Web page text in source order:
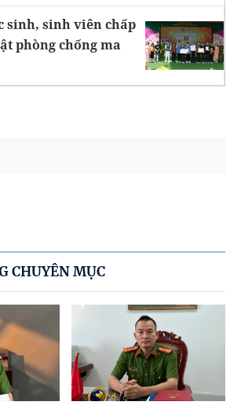
sinh, sinh viên chấp
phòng chống ma
CHUYÊN MỤC